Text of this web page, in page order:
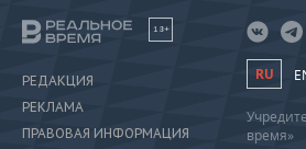
18+
РЕДАКЦИЯ
РЕКЛАМА
ПРАВОВАЯ ИНФОРМАЦИЯ
RU
время»